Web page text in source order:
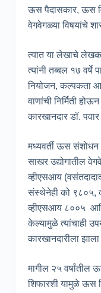
ऊस पैदासकार, ऊस
वेगवेगळ्या विषयांचे
त्यात या लेखाचे लेखक
त्यांनी तब्बल १७
नियोजन, कल्पकता
वाणांची निर्मिती
कारखानदार डॉ.
मध्यवर्ती ऊस
साखर उद्योगातील
व्हीएसआय
संस्थेनेही को ९८०५,
व्हीएसआय ८००५
केल्यामुळे त्यांचाही
कारखानदारीला
मागील २५ वर्षांतील
शिफारशी यामुळे ऊस